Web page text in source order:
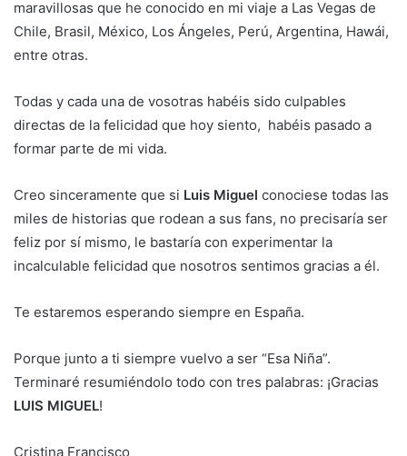
maravillosas que he conocido en mi viaje a Las Vegas de
Chile, Brasil, México, Los Ángeles, Perú, Argentina, Hawái,
entre otras.
Todas y cada una de vosotras habéis sido culpables
directas de la felicidad que hoy siento, habéis pasado a
formar parte de mi vida.
Creo sinceramente que si Luis Miguel conociese todas las
miles de historias que rodean a sus fans, no precisaría ser
feliz por sí mismo, le bastaría con experimentar la
incalculable felicidad que nosotros sentimos gracias a él.
Te estaremos esperando siempre en España.
Porque junto a ti siempre vuelvo a ser “Esa Niña”.
Terminaré resumiéndolo todo con tres palabras: ¡Gracias
LUIS MIGUEL!
Cristina Francisco